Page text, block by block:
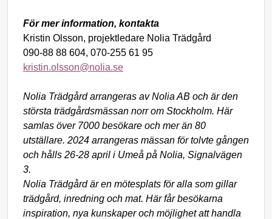
För mer information, kontakta
Kristin Olsson, projektledare Nolia Trädgård
090-88 88 604, 070-255 61 95
kristin.olsson@nolia.se
Nolia Trädgård arrangeras av Nolia AB och är den
största trädgårdsmässan norr om Stockholm. Här
samlas över 7000 besökare och mer än 80
utställare. 2024 arrangeras mässan för tolvte gången
och hålls 26-28 april i Umeå på Nolia, Signalvägen
3.
Nolia Trädgård är en mötesplats för alla som gillar
trädgård, inredning och mat. Här får besökarna
inspiration, nya kunskaper och möjlighet att handla